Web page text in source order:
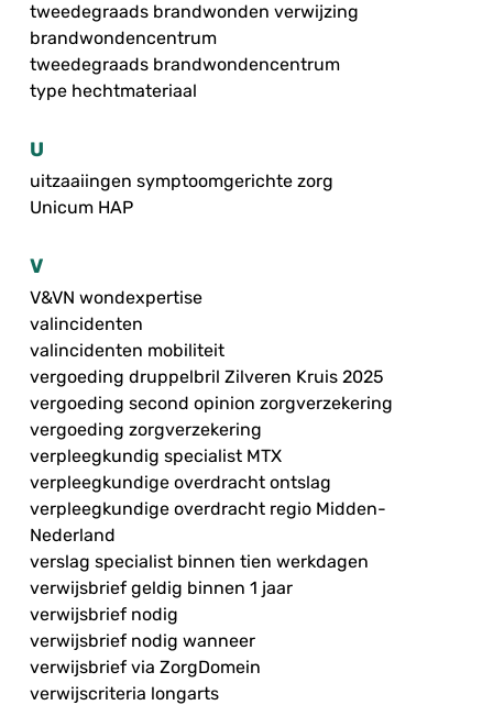
tweedegraads brandwonden verwijzing
brandwondencentrum
tweedegraads brandwondencentrum
type hechtmateriaal
U
uitzaaiingen symptoomgerichte zorg
Unicum HAP
V
V&VN wondexpertise
valincidenten
valincidenten mobiliteit
vergoeding druppelbril Zilveren Kruis 2025
vergoeding second opinion zorgverzekering
vergoeding zorgverzekering
verpleegkundig specialist MTX
verpleegkundige overdracht ontslag
verpleegkundige overdracht regio Midden-
Nederland
verslag specialist binnen tien werkdagen
verwijsbrief geldig binnen 1 jaar
verwijsbrief nodig
verwijsbrief nodig wanneer
verwijsbrief via ZorgDomein
verwijscriteria longarts